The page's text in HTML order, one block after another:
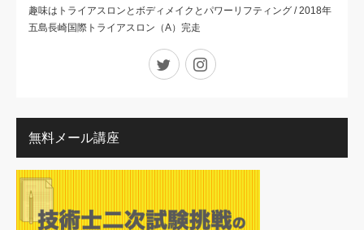
趣味はトライアスロンとボディメイクとパワーリフティング / 2018年
五島長崎国際トライアスロン（A）完走
Twitter Instagram
無料メール講座